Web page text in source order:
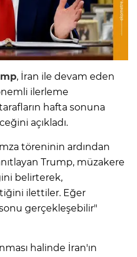
, İran ile devam eden
ilerleme
hafta sonuna
açıkladı.
töreninin ardından
Trump, müzakere
belirterek,
ilettiler. Eğer
gerçekleşebilir"
halinde İran'ın